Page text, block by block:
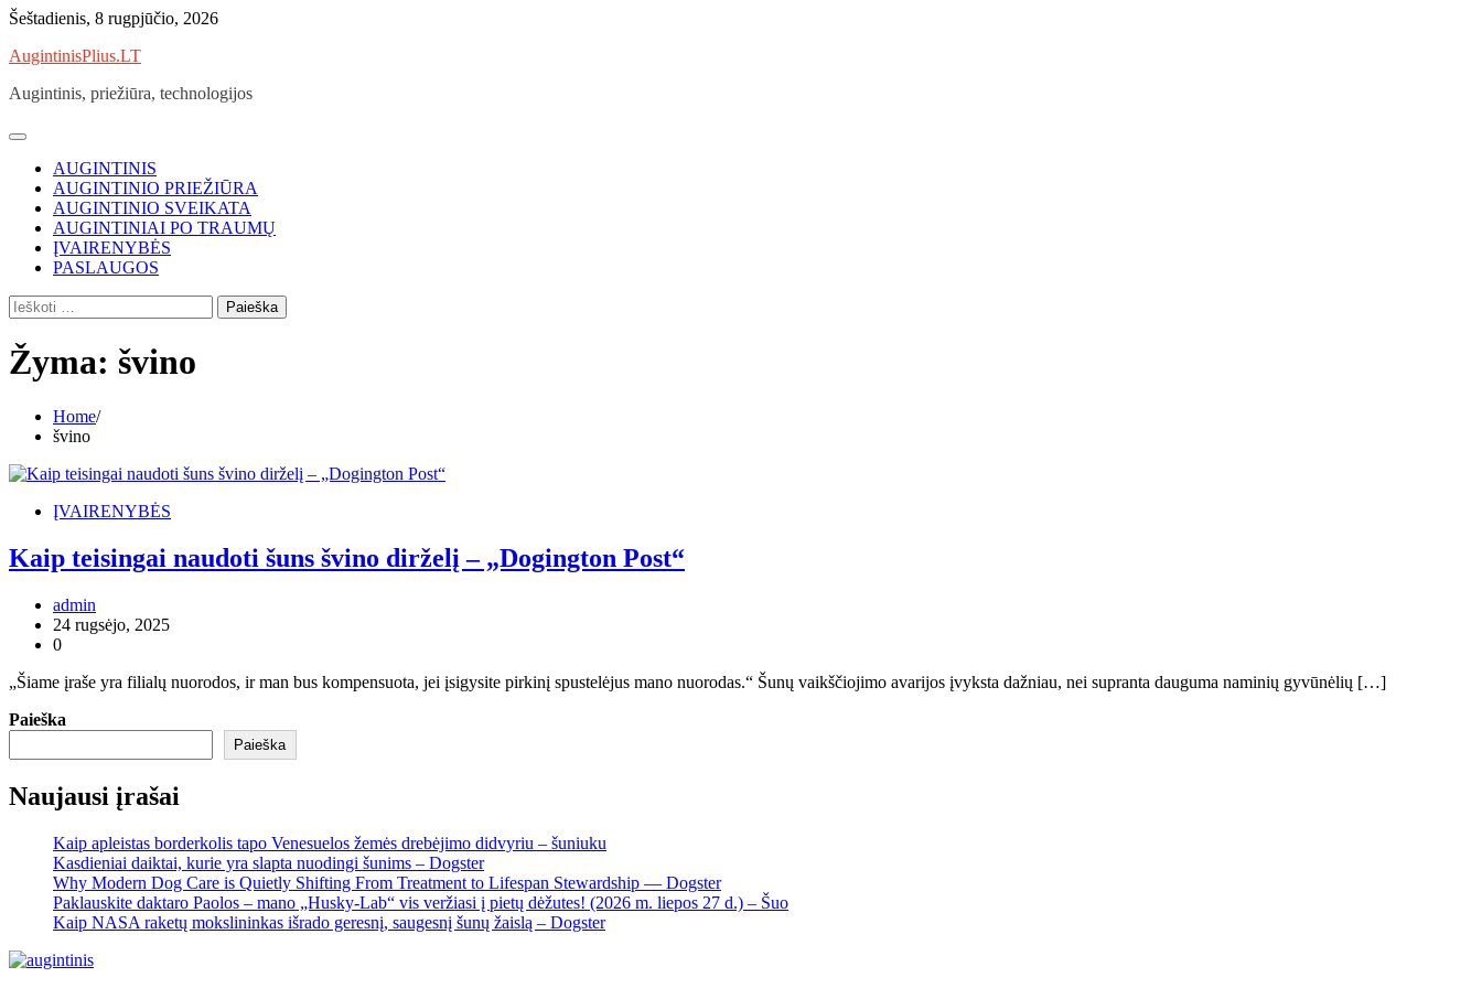
Skip
content
Šeštadienis, 8 rugpjūčio, 2026
AugintinisPlius.LT
Augintinis, priežiūra, technologijos
AUGINTINIS
AUGINTINIO PRIEŽIŪRA
AUGINTINIO SVEIKATA
AUGINTINIAI PO TRAUMŲ
ĮVAIRENYBĖS
PASLAUGOS
Ieškoti:
Žyma: švino
Home
švino
ĮVAIRENYBĖS
Kaip teisingai naudoti šuns švino dirželį – „Dogington Post“
admin
24 rugsėjo, 2025
0
„Šiame įraše yra filialų nuorodos, ir man bus kompensuota, jei įsigysite pirkinį spustelėjus mano nuorodas.“ Šunų vaikščiojimo avarijos įvyksta dažniau, nei supranta dauguma naminių gyvūnėlių […]
Paieška
Paieška
Naujausi įrašai
Kaip apleistas borderkolis tapo Venesuelos žemės drebėjimo didvyriu – šuniuku
Kasdieniai daiktai, kurie yra slapta nuodingi šunims – Dogster
Why Modern Dog Care is Quietly Shifting From Treatment to Lifespan Stewardship — Dogster
Paklauskite daktaro Paolos – mano „Husky-Lab“ vis veržiasi į pietų dėžutes! (2026 m. liepos 27 d.) – Šuo
Kaip NASA raketų mokslininkas išrado geresnį, saugesnį šunų žaislą – Dogster